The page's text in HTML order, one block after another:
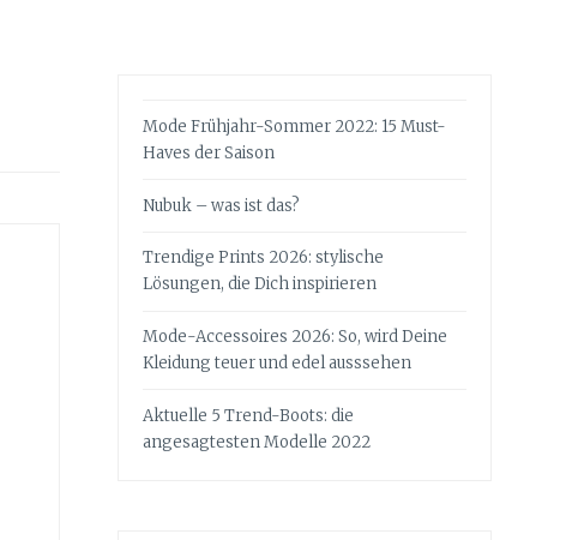
Mode Frühjahr-Sommer 2022: 15 Must-
Haves der Saison
Nubuk – was ist das?
Trendige Prints 2026: stylische
Lösungen, die Dich inspirieren
Mode-Accessoires 2026: So, wird Deine
Kleidung teuer und edel ausssehen
Aktuelle 5 Trend-Boots: die
angesagtesten Modelle 2022